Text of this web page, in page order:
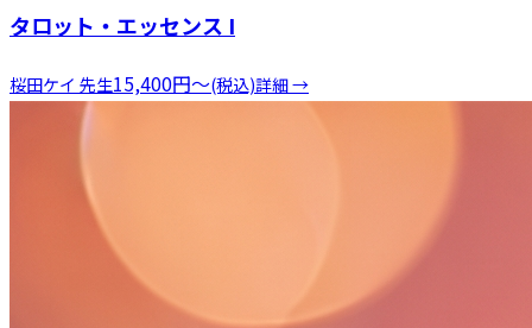
タロット・エッセンス I
桜田ケイ 先生15,400円〜(税込)詳細 →